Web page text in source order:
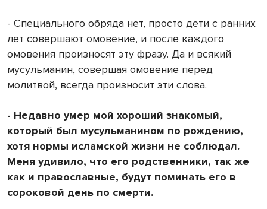
- Специального обряда нет, просто дети с ранних
лет совершают омовение, и после каждого
омовения произносят эту фразу. Да и всякий
мусульманин, совершая омовение перед
молитвой, всегда произносит эти слова.
- Недавно умер мой хороший знакомый,
который был мусульманином по рождению,
хотя нормы исламской жизни не соблюдал.
Меня удивило, что его родственники, так же
как и православные, будут поминать его в
сороковой день по смерти.